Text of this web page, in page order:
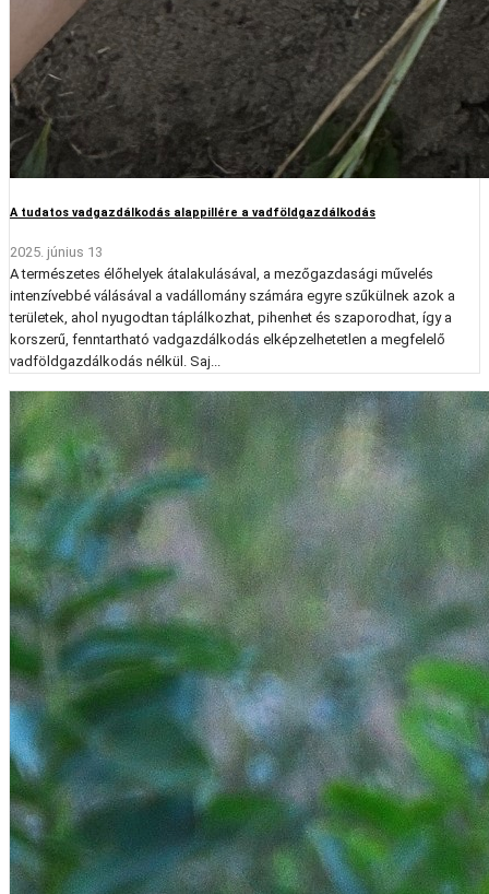
A tudatos vadgazdálkodás alappillére a vadföldgazdálkodás
2025. június 13
A természetes élőhelyek átalakulásával, a mezőgazdasági művelés
intenzívebbé válásával a vadállomány számára egyre szűkülnek azok a
területek, ahol nyugodtan táplálkozhat, pihenhet és szaporodhat, így a
korszerű, fenntartható vadgazdálkodás elképzelhetetlen a megfelelő
vadföldgazdálkodás nélkül. Saj...